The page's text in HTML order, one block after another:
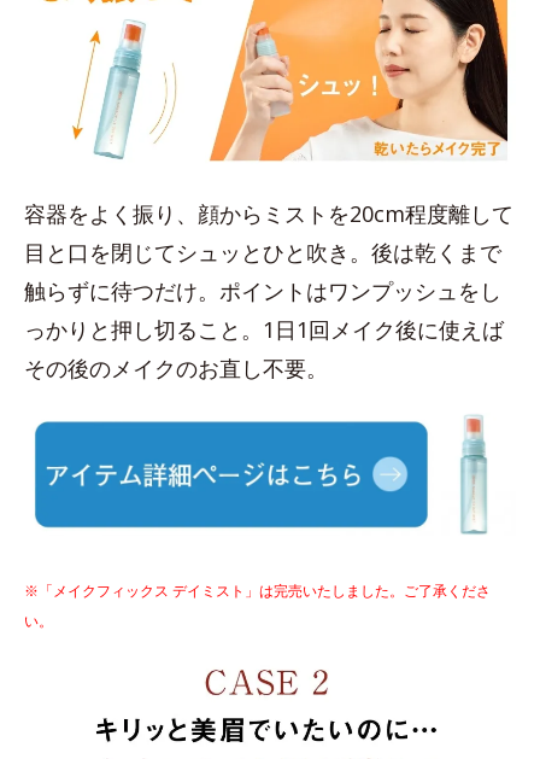
容器をよく振り、顔からミストを20cm程度離して
目と口を閉じてシュッとひと吹き。後は乾くまで
触らずに待つだけ。ポイントはワンプッシュをし
っかりと押し切ること。1日1回メイク後に使えば
その後のメイクのお直し不要。
※「メイクフィックス デイミスト」は完売いたしました。ご了承くださ
い。